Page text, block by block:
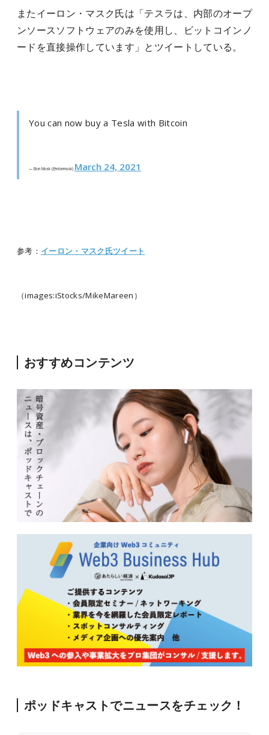
またイーロン・マスク氏は「テスラは、内部のオープ
ンソースソフトウェアのみを使用し、ビットコインノ
ードを直接操作しています」とツイートしている。
You can now buy a Tesla with Bitcoin
— Elon Musk (@elonmusk) March 24, 2021
参考： イーロン・マスク氏ツイート
（images:iStocks/MikeMareen）
おすすめコンテンツ
ポッドキャストでニュースをチェック！